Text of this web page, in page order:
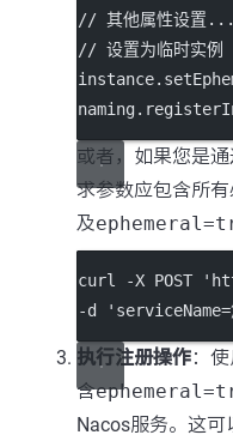
// 其他属性设置...
// 设置为临时实例
instance.
naming.
或者，如果您是
求参数应包含所
及
curl -X POST
-d 'serviceName=
执行注册操作：
含
Nacos服务。这可